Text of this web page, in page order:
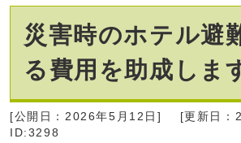
災害時のホテル避
る費用を助成しま
[公開日：2026年5月12日]
[更新日：
ID:3298